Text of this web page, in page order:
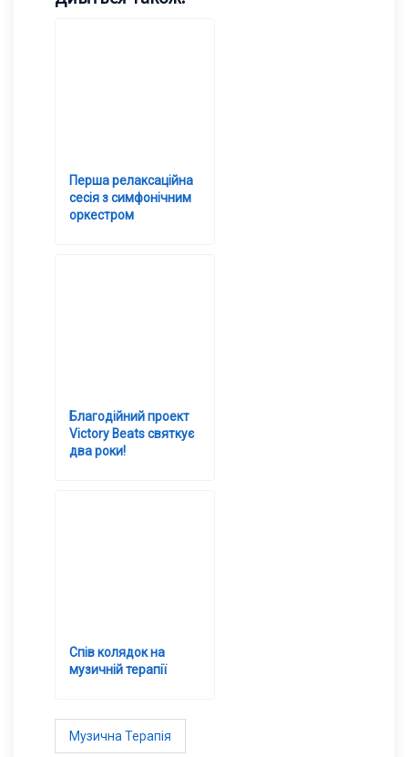
Перша релаксаційна
сесія з симфонічним
оркестром
Благодійний проект
Victory Beats святкує
два роки!
Спів колядок на
музичній терапії
Музична Терапія